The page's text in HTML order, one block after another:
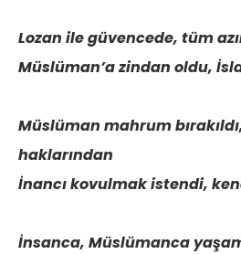
Lozan ile güvencede, tüm
Müslüman’a zindan oldu,
Müslüman mahrum
haklarından
İnancı kovulmak istendi,
İnsanca, Müslümanca